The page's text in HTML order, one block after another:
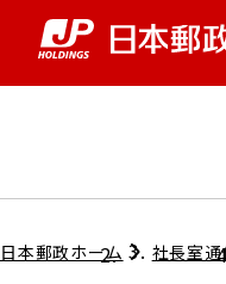
グループ情
株主・投資
ニュースト
サステナビ
採用情報ト
日本郵政ホーム 社長室通